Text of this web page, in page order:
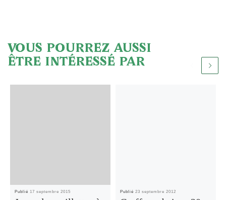
VOUS POURREZ AUSSI
ÊTRE INTÉRESSÉ PAR
Publié 17 septembre 2015 Publié 23 septembre 2012